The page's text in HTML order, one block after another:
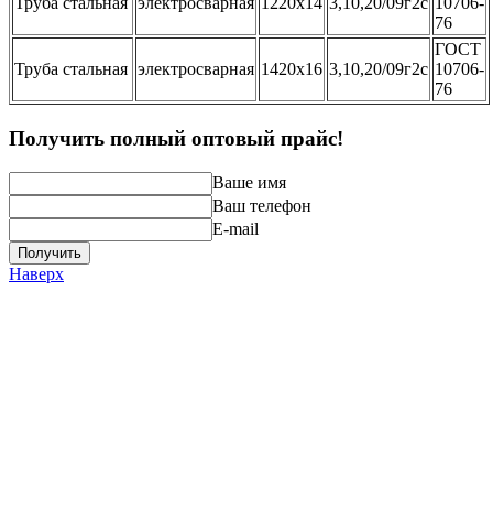
76
Труба стальная электросварная 1420х16 3,10,20/09г2с
ГОСТ
10706-
76
Получить полный оптовый прайс!
Ваше имя
Ваш телефон
E-mail
Получить
Наверх